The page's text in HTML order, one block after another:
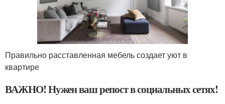
Правильно расставленная мебель создает уют в
квартире
ВАЖНО! Нужен ваш репост в социальных сетях!